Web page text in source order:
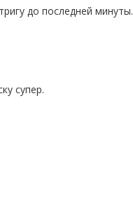
до последней минуты.
супер.